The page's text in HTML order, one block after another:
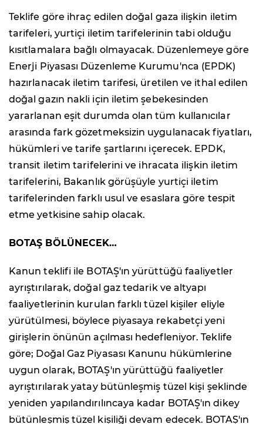
Teklife göre ihraç edilen doğal gaza ilişkin iletim
tarifeleri, yurtiçi iletim tarifelerinin tabi olduğu
kısıtlamalara bağlı olmayacak. Düzenlemeye göre
Enerji Piyasası Düzenleme Kurumu'nca (EPDK)
hazırlanacak iletim tarifesi, üretilen ve ithal edilen
doğal gazın nakli için iletim şebekesinden
yararlanan eşit durumda olan tüm kullanıcılar
arasında fark gözetmeksizin uygulanacak fiyatları,
hükümleri ve tarife şartlarını içerecek. EPDK,
transit iletim tarifelerini ve ihracata ilişkin iletim
tarifelerini, Bakanlık görüşüyle yurtiçi iletim
tarifelerinden farklı usul ve esaslara göre tespit
etme yetkisine sahip olacak.
BOTAŞ BÖLÜNECEK…
Kanun teklifi ile BOTAŞ'ın yürüttüğü faaliyetler
ayrıştırılarak, doğal gaz tedarik ve altyapı
faaliyetlerinin kurulan farklı tüzel kişiler eliyle
yürütülmesi, böylece piyasaya rekabetçi yeni
girişlerin önünün açılması hedefleniyor. Teklife
göre; Doğal Gaz Piyasası Kanunu hükümlerine
uygun olarak, BOTAŞ'ın yürüttüğü faaliyetler
ayrıştırılarak yatay bütünleşmiş tüzel kişi şeklinde
yeniden yapılandırılıncaya kadar BOTAŞ'ın dikey
bütünleşmiş tüzel kişiliği devam edecek. BOTAŞ'ın